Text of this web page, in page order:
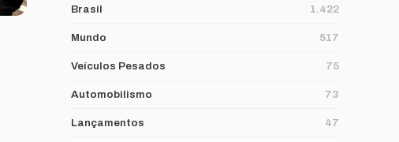
Brasil 1.422
Mundo 517
Veículos Pesados 75
Automobilismo 73
Lançamentos 47